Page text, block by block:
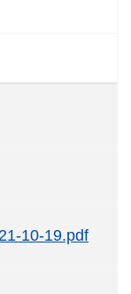
10-19.pdf